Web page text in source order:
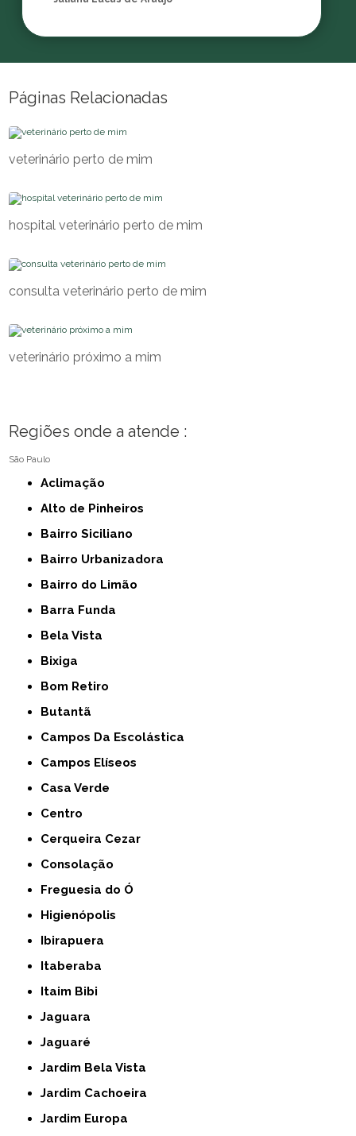
Páginas Relacionadas
veterinário perto de mim
hospital veterinário perto de mim
consulta veterinário perto de mim
veterinário próximo a mim
Regiões onde a atende :
São Paulo
Aclimação
Alto de Pinheiros
Bairro Siciliano
Bairro Urbanizadora
Bairro do Limão
Barra Funda
Bela Vista
Bixiga
Bom Retiro
Butantã
Campos Da Escolástica
Campos Elíseos
Casa Verde
Centro
Cerqueira Cezar
Consolação
Freguesia do Ó
Higienópolis
Ibirapuera
Itaberaba
Itaim Bibi
Jaguara
Jaguaré
Jardim Bela Vista
Jardim Cachoeira
Jardim Europa